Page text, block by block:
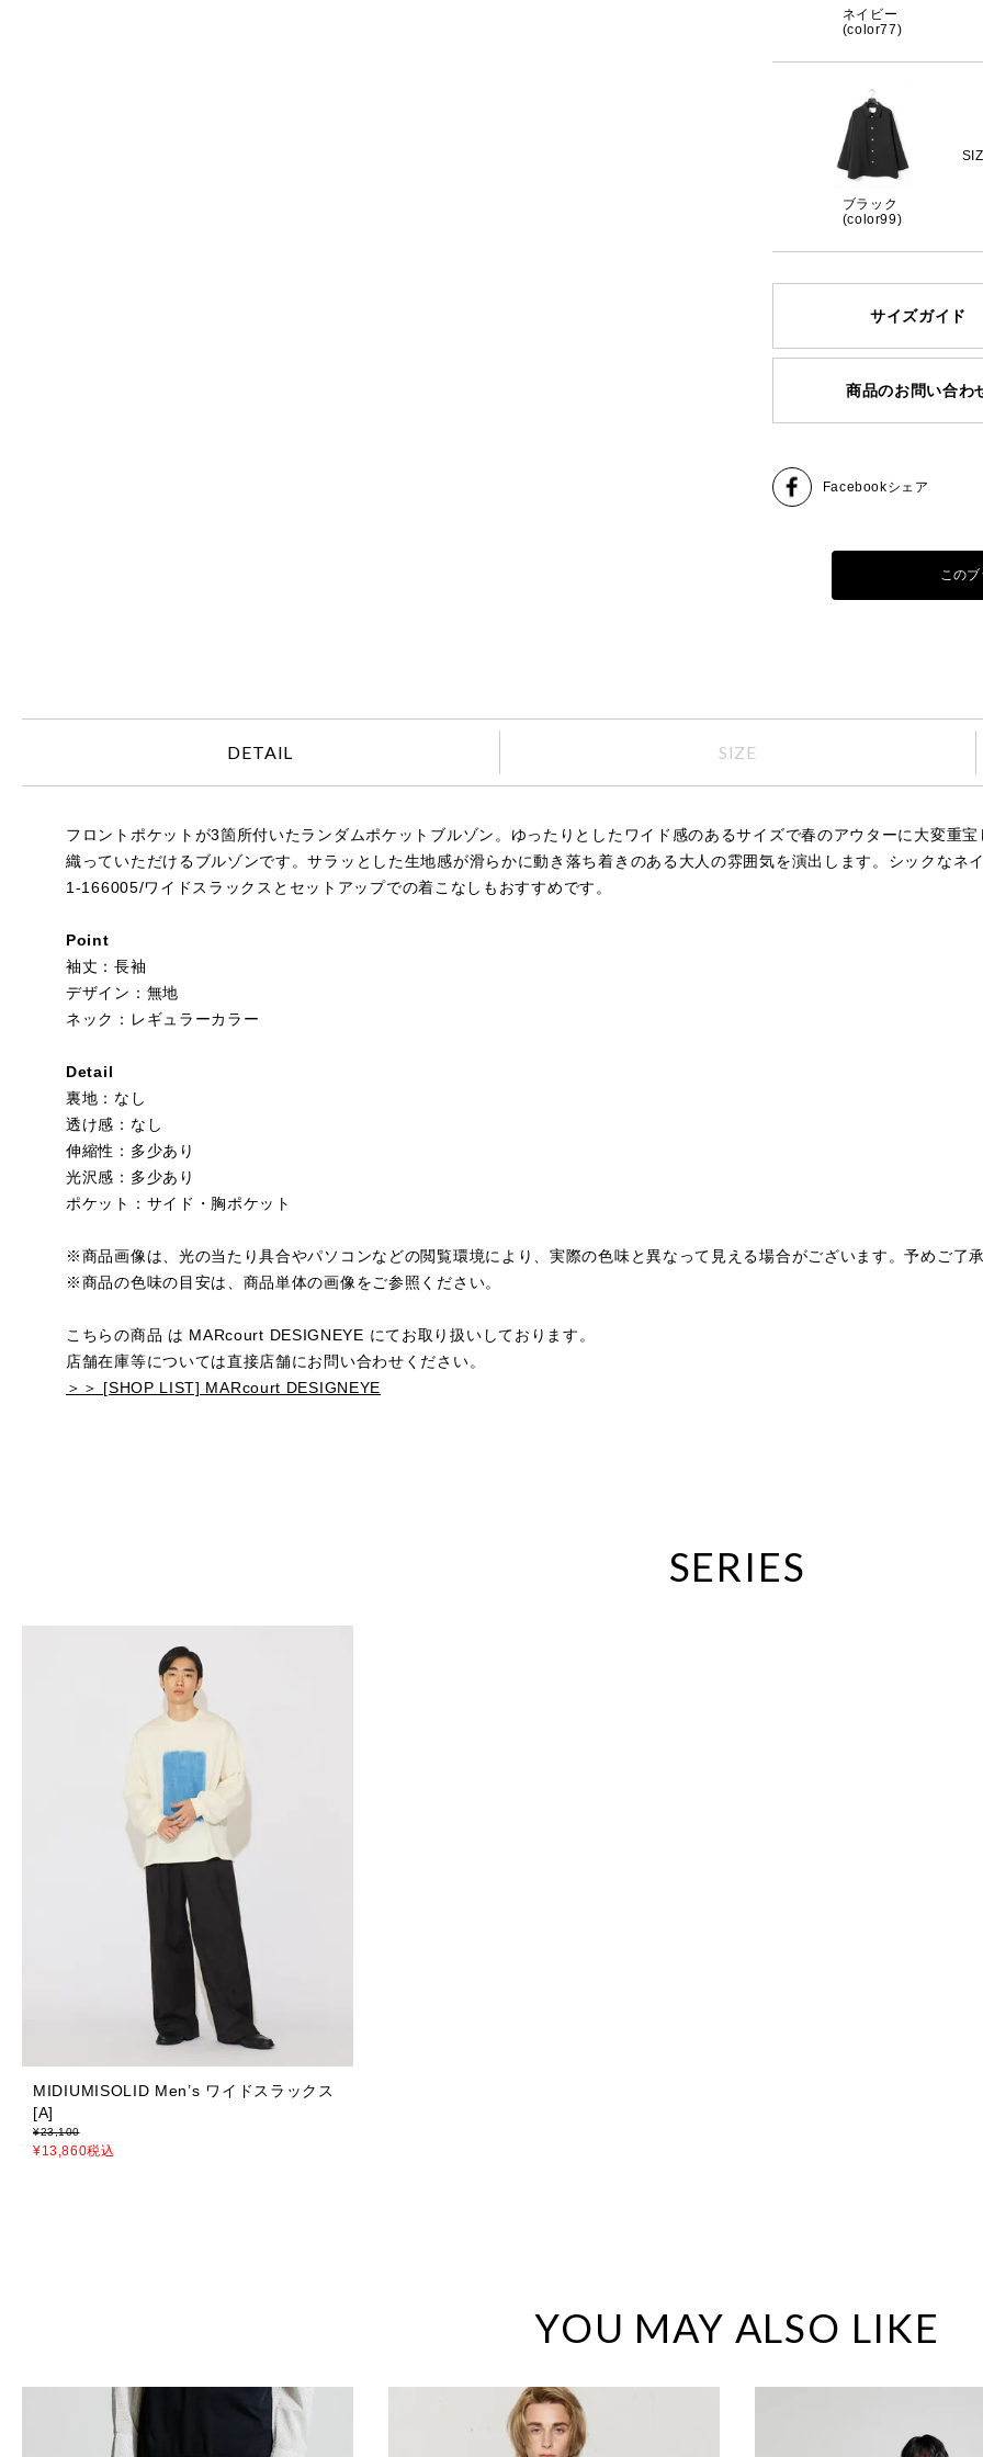
ネイビー
(color77)
ブラック
(color99)
サイズガイド
商品のお問い合わ
Facebookシェア
この
DETAIL SIZE
フロントポケットが3箇所付いたランダムポケットブルゾン。ゆったりとしたワイド感のあるサイズで春のアウターに大変重
織っていただけるブルゾンです。サラッとした生地感が滑らかに動き落ち着きのある大人の雰囲気を演出します。シックなネ
1-166005/ワイドスラックスとセットアップでの着こなしもおすすめです。
Point
袖丈：長袖
デザイン：無地
ネック：レギュラーカラー
Detail
裏地：なし
透け感：なし
伸縮性：多少あり
光沢感：多少あり
ポケット：サイド・胸ポケット
※商品画像は、光の当たり具合やパソコンなどの閲覧環境により、実際の色味と異なって見える場合がございます。予めご了承
※商品の色味の目安は、商品単体の画像をご参照ください。
こちらの商品 は MARcourt DESIGNEYE にてお取り扱いしております。
店舗在庫等については直接店舗にお問い合わせください。
＞＞ [SHOP LIST] MARcourt DESIGNEYE
SERIES
MIDIUMISOLID Men’s ワイドスラックス
[A]
¥23,100
¥13,860税込
YOU MAY ALSO LIKE